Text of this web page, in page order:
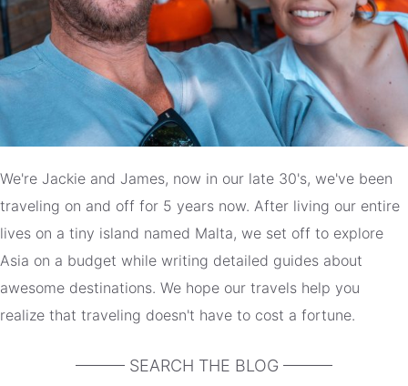
We're Jackie and James, now in our late 30's, we've been
traveling on and off for 5 years now. After living our entire
lives on a tiny island named Malta, we set off to explore
Asia on a budget while writing detailed guides about
awesome destinations. We hope our travels help you
realize that traveling doesn't have to cost a fortune.
——— SEARCH THE BLOG ———